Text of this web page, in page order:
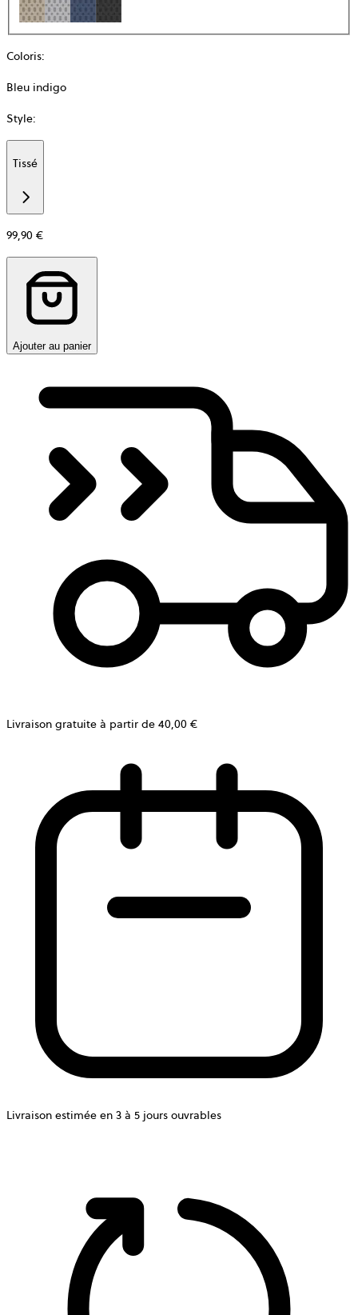
Coloris:
Bleu indigo
Style:
Tissé
about
99,90 €
Ajouter au panier
Livraison gratuite à partir de 40,00 €
Livraison estimée en 3 à 5 jours ouvrables